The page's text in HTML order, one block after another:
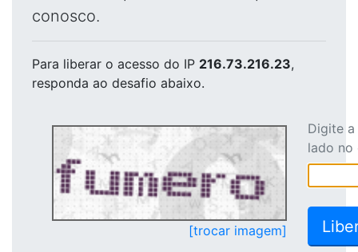
conosco.
Para liberar o acesso do IP 216.73.216.23,
responda ao desafio abaixo.
[trocar imagem]
Digite
lado no